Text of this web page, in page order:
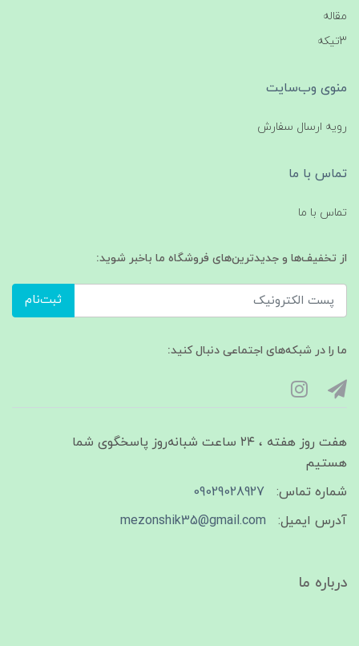
مقاله
3تیکه
منوی وب‌سایت
رویه ارسال سفارش
تماس با ما
تماس با ما
از تخفیف‌ها و جدیدترین‌های فروشگاه ما باخبر شوید:
ثبت‌نام
ما را در شبکه‌های اجتماعی دنبال کنید:
هفت روز هفته ، ۲۴ ساعت شبانه‌روز پاسخگوی شما
هستیم
شماره تماس:
09029028927
آدرس ایمیل:
mezonshik35@gmail.com
درباره ما